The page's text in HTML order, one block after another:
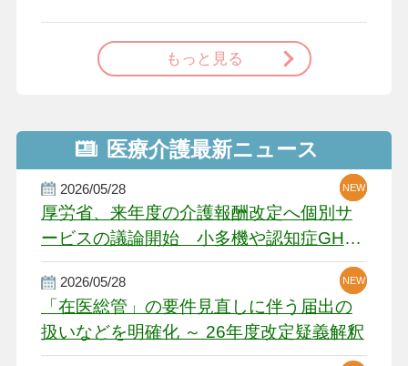
もっと見る
医療介護最新ニュース
2026/05/28
厚労省、来年度の介護報酬改定へ個別サ
ービスの議論開始 小多機や認知症GH、
厳しい経営環境に危機感
NEW
NEW
NEW
2026/05/28
「在医総管」の要件見直しに伴う届出の
扱いなどを明確化 ～ 26年度改定疑義解釈
NEW
NEW